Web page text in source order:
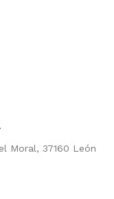
Moral, 37160 León